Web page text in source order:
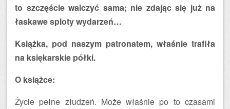
to szczęście walczyć sama; nie zdając się już na
łaskawe sploty wydarzeń…
Książka, pod naszym patronatem, właśnie trafiła
na księkarskie półki.
O książce:
Życie pełne złudzeń. Może właśnie po to czasami